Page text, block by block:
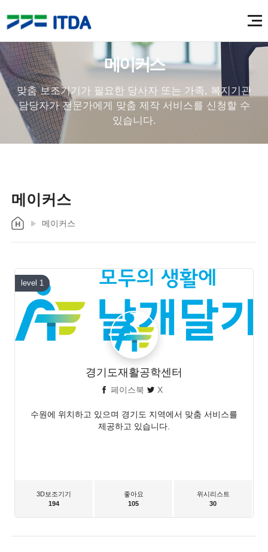
메이커스
맞춤 보조기기가 필요한 당사자 또는 가족, 복지기관
담당자가 전문가에게 맞춤 제작 서비스를 신청할 수
있습니다.
메이커스
메이커스
level 1
경기도재활공학센터
페이스북 X
수원에 위치하고 있으며 경기도 지역에서 맞춤 서비스를
제공하고 있습니다.
3D보조기기
194
좋아요
105
위시리스트
30